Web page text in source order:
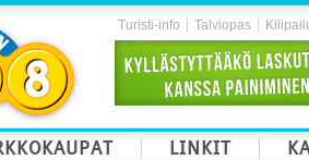
Turisti-info Talviopas
LINKIT